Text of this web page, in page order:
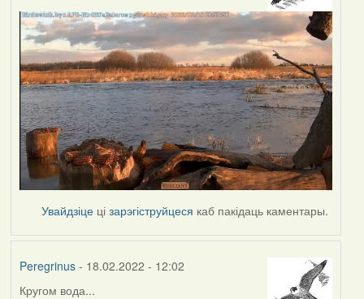
Увайдзіце цізарэгіструйцеся каб пакідаць каментары.
Peregrinus- 18.02.2022 - 12:02
Кругом вода...